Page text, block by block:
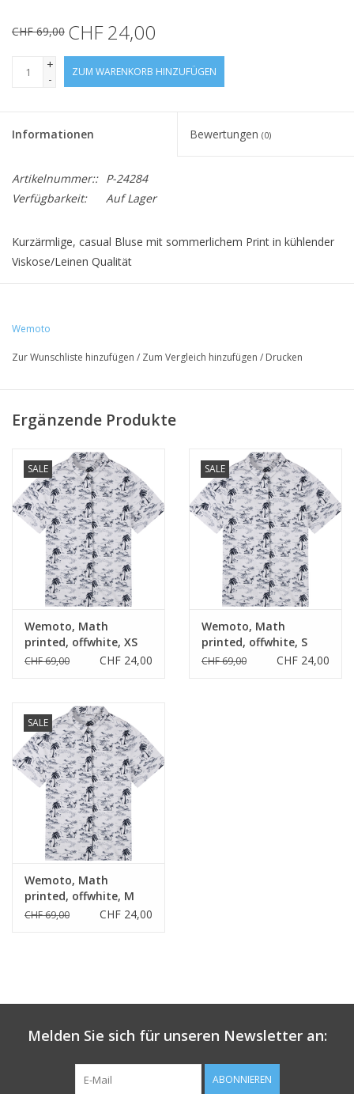
CHF 69,00 CHF 24,00
+
-
ZUM WARENKORB HINZUFÜGEN
Informationen Bewertungen (0)
Artikelnummer:: P-24284
Verfügbarkeit:
Auf Lager
Kurzärmlige, casual Bluse mit sommerlichem Print in kühlender
Viskose/Leinen Qualität
Wemoto
Zur Wunschliste hinzufügen / Zum Vergleich hinzufügen / Drucken
Ergänzende Produkte
SALE
Wemoto, Math
printed, offwhite, XS
CHF 69,00 CHF 24,00
SALE
Wemoto, Math
printed, offwhite, S
CHF 69,00 CHF 24,00
SALE
Wemoto, Math
printed, offwhite, M
CHF 69,00 CHF 24,00
Melden Sie sich für unseren Newsletter an:
ABONNIEREN